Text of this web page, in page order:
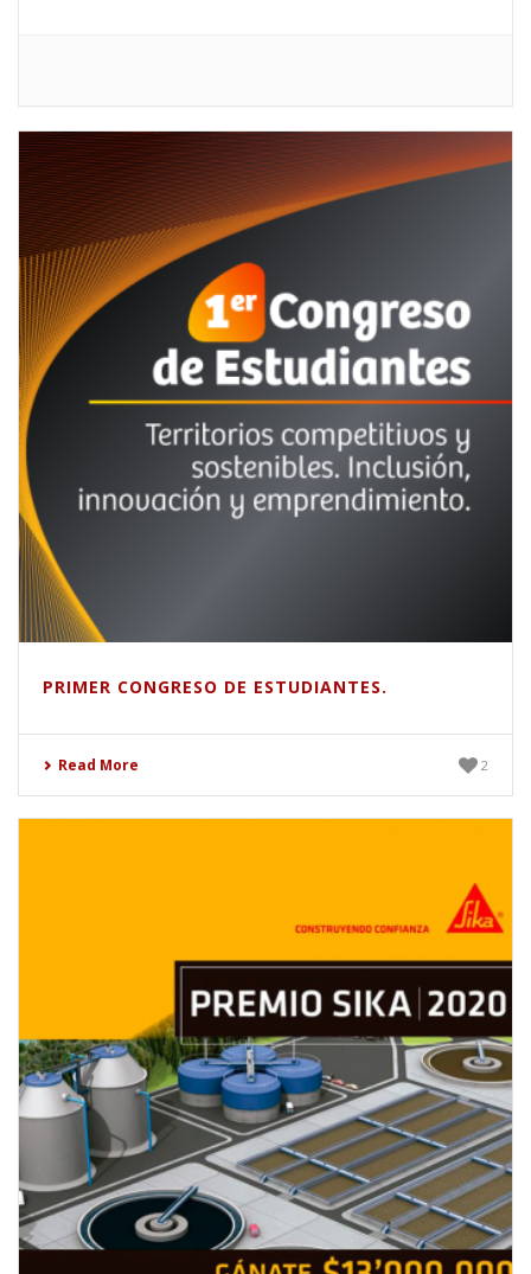
PRIMER CONGRESO DE ESTUDIANTES.
Read More 2